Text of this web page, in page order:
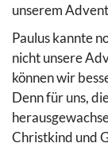
unserem
Paulus kannte
nicht unsere
können wir
Denn für uns,
Christkind und